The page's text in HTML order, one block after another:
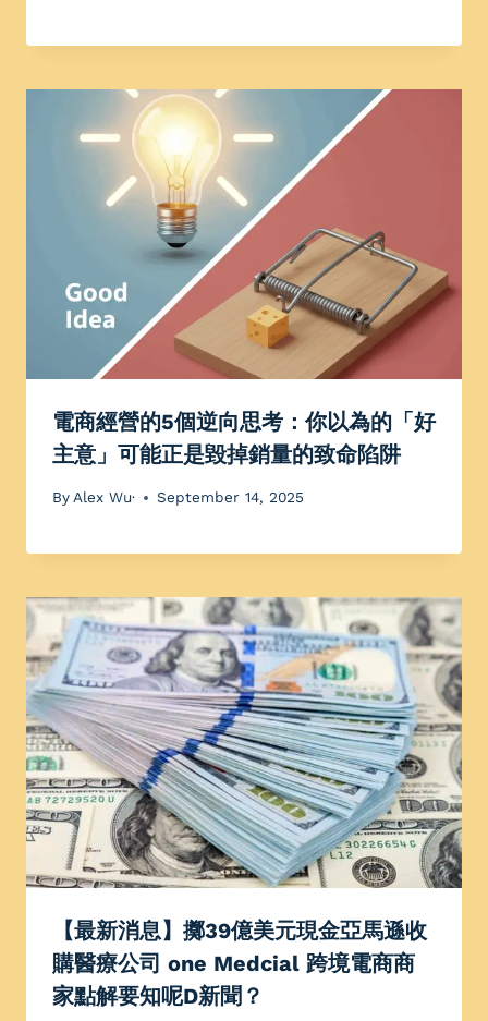
電商經營的5個逆向思考：你以為的「好
主意」可能正是毀掉銷量的致命陷阱
By Alex Wu· September 14, 2025
【最新消息】擲39億美元現金亞馬遜收
購醫療公司 one Medcial 跨境電商商
家點解要知呢D新聞？